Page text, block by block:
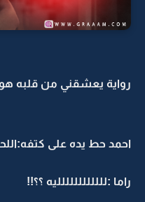
رواية يعشقني من قلبه هو
احمد حط يده على
راما :لللللللللللليه ؟؟!!